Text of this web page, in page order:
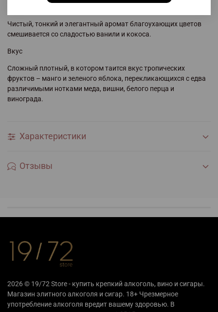
Чистый, тонкий и элегантный аромат благоухающих цветов
смешивается со сладостью ванили и кокоса.
Вкус
Сложный плотный, в котором таится вкус тропических
фруктов – манго и зеленого яблока, перекликающихся с едва
различимыми нотками меда, вишни, белого перца и
винограда.
Характеристики
Отзывы
2026 © 19/72 Store - купить крепкий алкоголь, вино и сигары.
Магазин элитного алкоголя и сигар. 18+ Чрезмерное
употребление алкоголя вредит вашему здоровью. В